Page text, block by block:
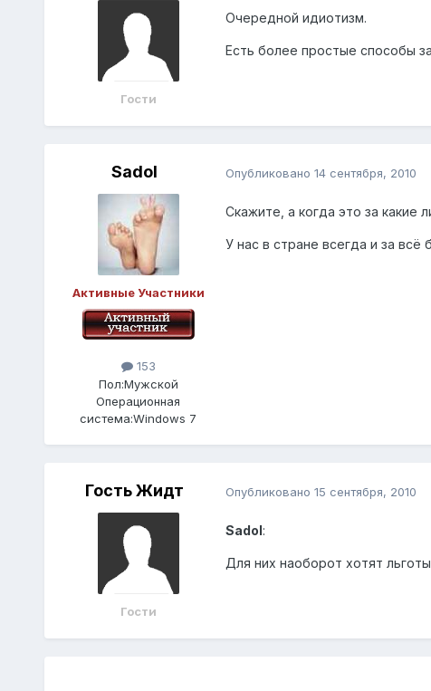
Гости
Очередной идиотизм.
Есть более простые способы
Sadol
Активные Участники
153
Пол:Мужской
Операционная
система:Windows 7
Опубликовано 14 сентября, 2010
Скажите, а когда это за какие
У нас в стране всегда и за
Гость Жидт
Гости
Опубликовано 15 сентября, 2010
Sadol:
Для них наоборот хотят